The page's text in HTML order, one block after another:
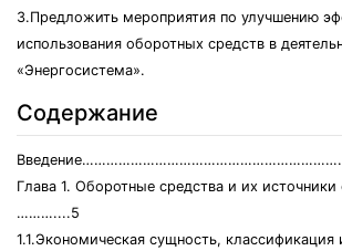
3.Предложить мероприятия по улучшению
использования оборотных средств в
«Энергосистема».
Содержание
Глава 1. Оборотные средства и их
………....5
1.1.Экономическая сущность, классификация